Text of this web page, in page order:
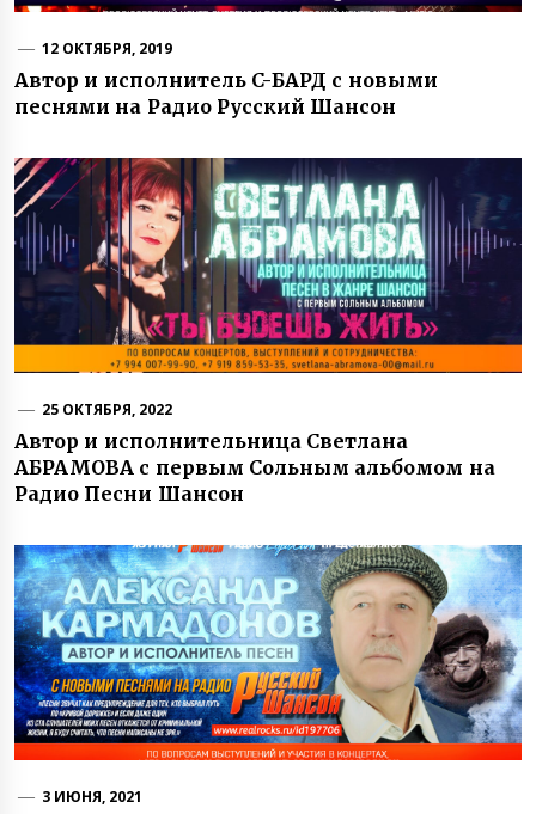
12 ОКТЯБРЯ, 2019
Автор и исполнитель C-БАРД с новыми
песнями на Радио Русский Шансон
25 ОКТЯБРЯ, 2022
Автор и исполнительница Светлана
АБРАМОВА с первым Сольным альбомом на
Радио Песни Шансон
3 ИЮНЯ, 2021